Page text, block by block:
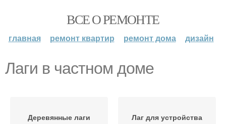
ВСЕ О РЕМОНТЕ
главная ремонт квартир ремонт дома дизайн
Лаги в частном доме
Деревянные лаги Лаг для устройства